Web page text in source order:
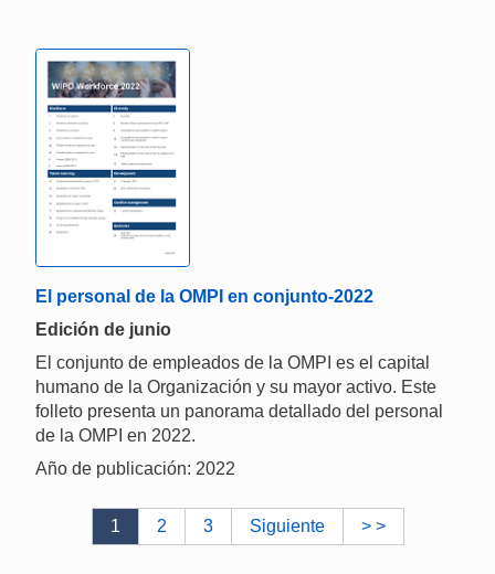
El personal de la OMPI en conjunto-2022
Edición de junio
El conjunto de empleados de la OMPI es el capital
humano de la Organización y su mayor activo. Este
folleto presenta un panorama detallado del personal
de la OMPI en 2022.
Año de publicación: 2022
1 2 3 Siguiente > >